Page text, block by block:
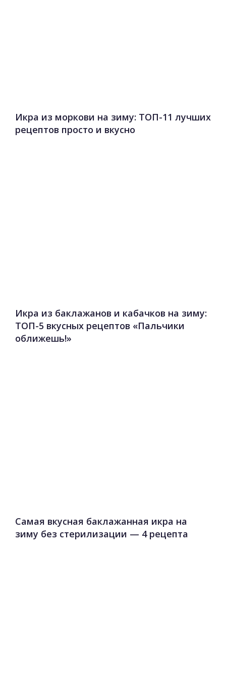
Икра из моркови на зиму: ТОП-11 лучших
рецептов просто и вкусно
Икра из баклажанов и кабачков на зиму:
ТОП-5 вкусных рецептов «Пальчики
оближешь!»
Самая вкусная баклажанная икра на
зиму без стерилизации — 4 рецепта